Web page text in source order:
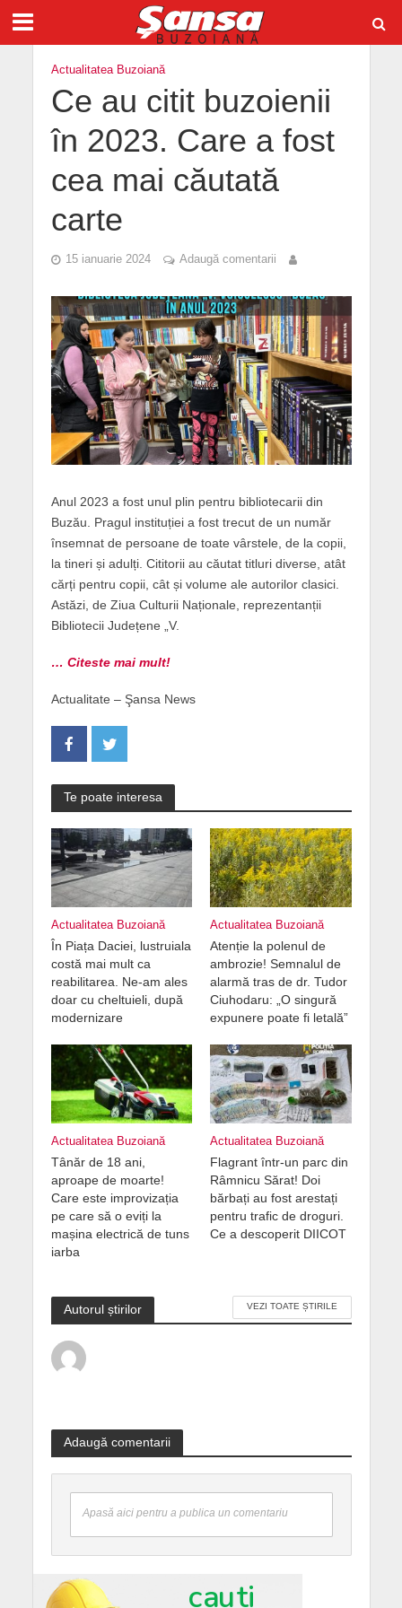
Actualitatea Buzoiană
Ce au citit buzoienii
în 2023. Care a fost
cea mai căutată
carte
15 ianuarie 2024 Adaugă comentarii
Anul 2023 a fost unul plin pentru bibliotecarii din
Buzău. Pragul instituției a fost trecut de un număr
însemnat de persoane de toate vârstele, de la copii,
la tineri și adulți. Cititorii au căutat titluri diverse, atât
cărți pentru copii, cât și volume ale autorilor clasici.
Astăzi, de Ziua Culturii Naționale, reprezentanții
Bibliotecii Județene „V.
… Citeste mai mult!
Actualitate – Şansa News
Te poate interesa
Actualitatea Buzoiană
În Piața Daciei, lustruiala
costă mai mult ca
reabilitarea. Ne-am ales
doar cu cheltuieli, după
modernizare
Actualitatea Buzoiană
Atenție la polenul de
ambrozie! Semnalul de
alarmă tras de dr. Tudor
Ciuhodaru: „O singură
expunere poate fi letală”
Actualitatea Buzoiană
Tânăr de 18 ani,
aproape de moarte!
Care este improvizația
pe care să o eviți la
mașina electrică de tuns
iarba
Actualitatea Buzoiană
Flagrant într-un parc din
Râmnicu Sărat! Doi
bărbați au fost arestați
pentru trafic de droguri.
Ce a descoperit DIICOT
Autorul știrilor VEZI TOATE ȘTIRILE
Adaugă comentarii
Apasă aici pentru a publica un comentariu